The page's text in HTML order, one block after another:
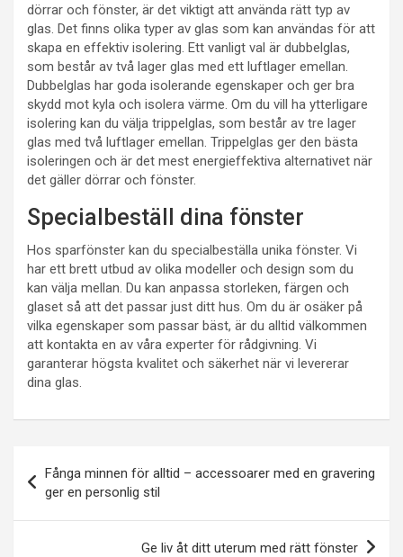
dörrar och fönster, är det viktigt att använda rätt typ av
glas. Det finns olika typer av glas som kan användas för att
skapa en effektiv isolering. Ett vanligt val är dubbelglas,
som består av två lager glas med ett luftlager emellan.
Dubbelglas har goda isolerande egenskaper och ger bra
skydd mot kyla och isolera värme. Om du vill ha ytterligare
isolering kan du välja trippelglas, som består av tre lager
glas med två luftlager emellan. Trippelglas ger den bästa
isoleringen och är det mest energieffektiva alternativet när
det gäller dörrar och fönster.
Specialbeställ dina fönster
Hos sparfönster kan du specialbeställa unika fönster. Vi
har ett brett utbud av olika modeller och design som du
kan välja mellan. Du kan anpassa storleken, färgen och
glaset så att det passar just ditt hus. Om du är osäker på
vilka egenskaper som passar bäst, är du alltid välkommen
att kontakta en av våra experter för rådgivning. Vi
garanterar högsta kvalitet och säkerhet när vi levererar
dina glas.
Fånga minnen för alltid – accessoarer med en gravering
ger en personlig stil
Ge liv åt ditt uterum med rätt fönster